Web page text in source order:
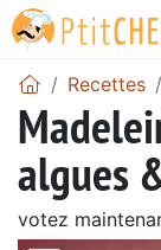
Recettes
algues
votez